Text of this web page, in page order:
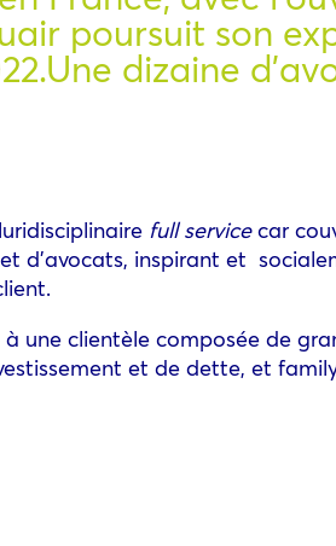
poursuit son
dizaine
full servicecar
d’avocats, inspirant et
une clientèle composée de
et de dette, et